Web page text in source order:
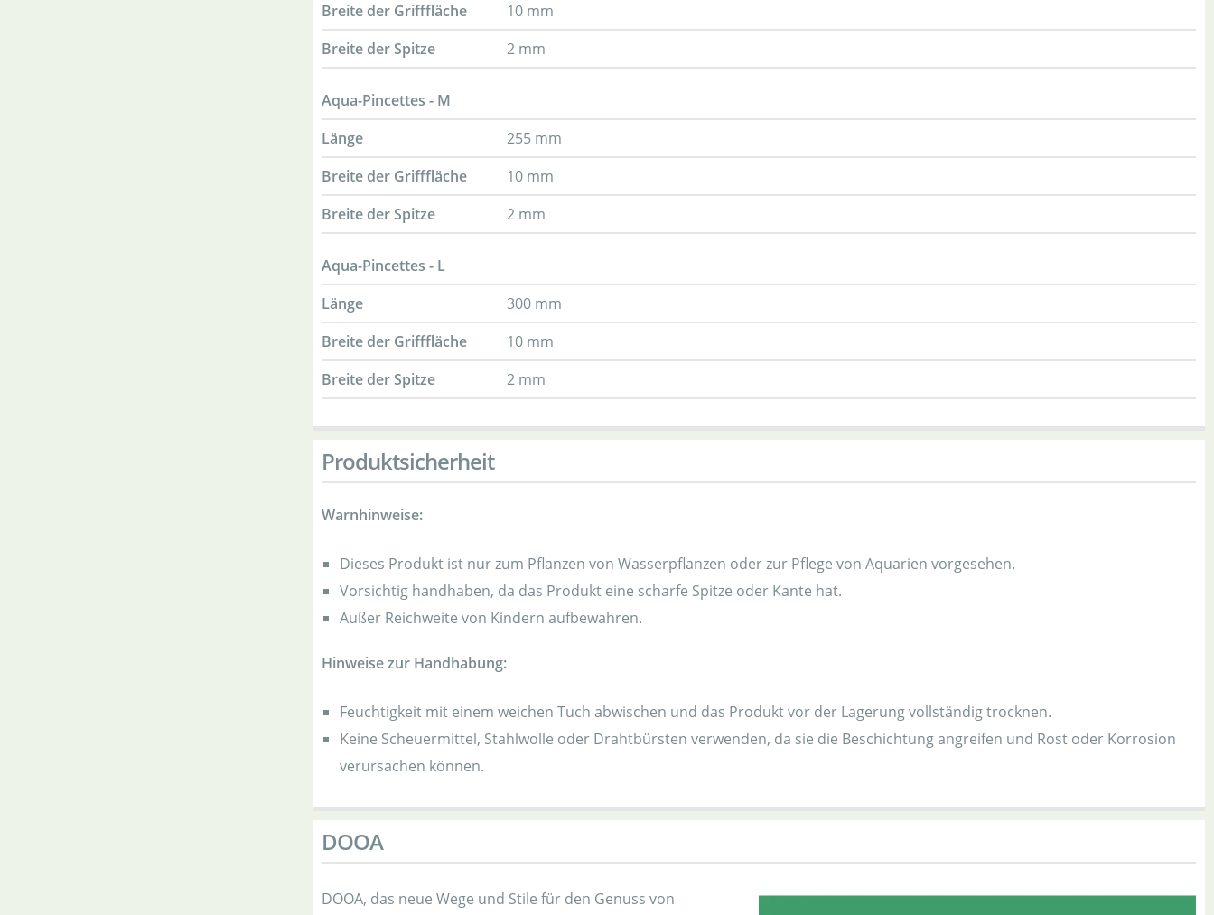
Breite der Grifffläche
10 mm
Breite der Spitze
2 mm
Aqua-Pincettes - M
Länge
255 mm
Breite der Grifffläche
10 mm
Breite der Spitze
2 mm
Aqua-Pincettes - L
Länge
300 mm
Breite der Grifffläche
10 mm
Breite der Spitze
2 mm
Produktsicherheit
Warnhinweise:
Dieses Produkt ist nur zum Pflanzen von Wasserpflanzen oder zur Pflege von Aquarien vorgesehen.
Vorsichtig handhaben, da das Produkt eine scharfe Spitze oder Kante hat.
Außer Reichweite von Kindern aufbewahren.
Hinweise zur Handhabung:
Feuchtigkeit mit einem weichen Tuch abwischen und das Produkt vor der Lagerung vollständig trocknen.
Keine Scheuermittel, Stahlwolle oder Drahtbürsten verwenden, da sie die Beschichtung angreifen und Rost oder Korrosion
verursachen können.
DOOA
DOOA, das neue Wege und Stile für den Genuss von